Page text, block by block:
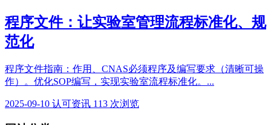
程序文件：让实验室管理流程标准化、规
范化
程序文件指南：作用、CNAS必须程序及编写要求（清晰可操
作）。优化SOP编写，实现实验室流程标准化。...
2025-09-10 认可资讯 113 次浏览